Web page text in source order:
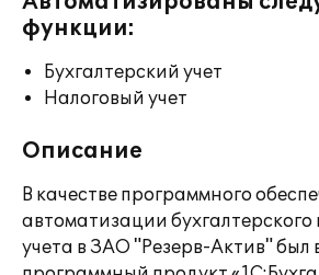
функции:
Бухгалтерский учет
Налоговый учет
Описание
В качестве программного
автоматизации бухгалтерского
учета в ЗАО "Резерв-Актив" был